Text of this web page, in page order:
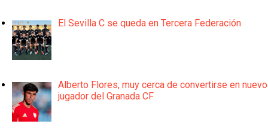
El Sevilla C se queda en Tercera Federación
Alberto Flores, muy cerca de convertirse en nuevo
jugador del Granada CF